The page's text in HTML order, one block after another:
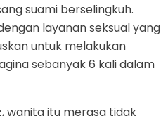
suami berselingkuh.
layanan seksual yang
untuk melakukan
sebanyak 6 kali dalam
wanita itu merasa tidak